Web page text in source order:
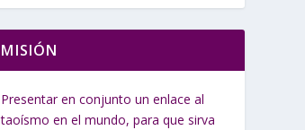
MISIÓN
Presentar en conjunto un enlace al
taoísmo en el mundo, para que sirva